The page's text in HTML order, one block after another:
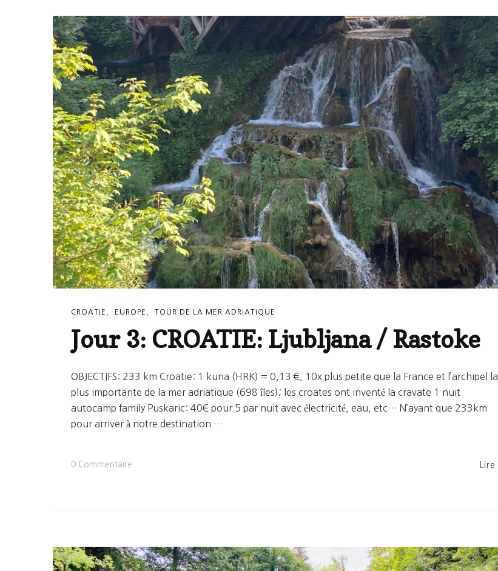
/
Ljubljana
CROATIE EUROPE TOUR DE LA MER ADRIATIQUE
Jour 3: CROATIE: Ljubljana / Rastoke
OBJECTIFS: 233 km Croatie: 1 kuna (HRK) = 0,13 €, 10x plus petite que la France et l’archipel la
plus importante de la mer adriatique (698 îles); les croates ont inventé la cravate 1 nuit
autocamp family Puskaric: 40€ pour 5 par nuit avec électricité, eau, etc… N’ayant que 233km
pour arriver à notre destination …
0 Commentaire
/
Lire